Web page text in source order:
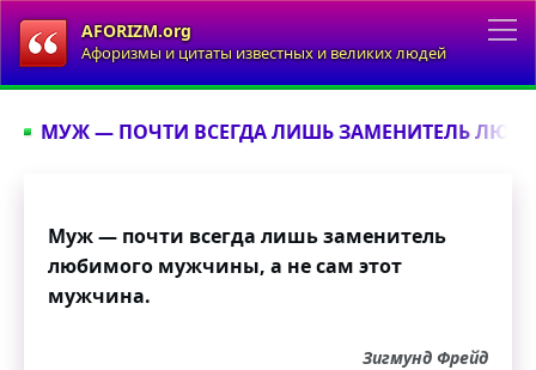
AFORIZM.org
Афоризмы и цитаты известных и великих людей
МУЖ — ПОЧТИ ВСЕГДА ЛИШЬ ЗАМЕНИТЕЛЬ
Муж — почти всегда лишь заменитель
любимого мужчины, а не сам этот
мужчина.
Зигмунд Фрейд